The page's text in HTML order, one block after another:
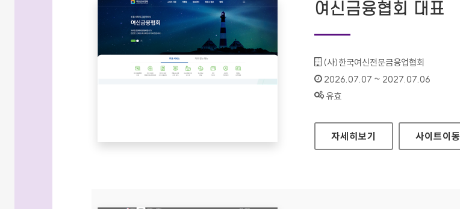
여신금융협회 대표
기관명 :
(사)한국여신전문금융업협회
인증기간 :
2026.07.07 ~ 2027.07.06
상태 :
유효
여신금융협회 대표
자세히보기 사이트이동